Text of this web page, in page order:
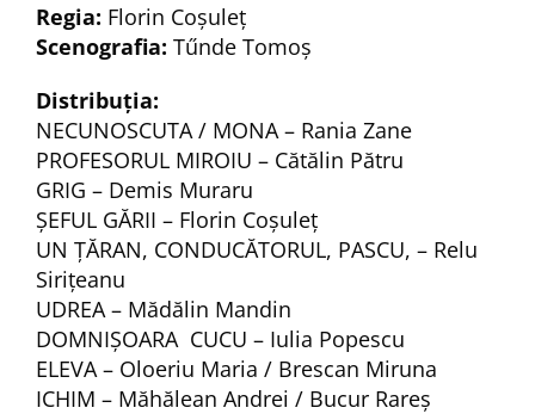
Regia: Florin Coşuleț
Scenografia: Tűnde Tomoş
Distribuția:
NECUNOSCUTA / MONA – Rania Zane
PROFESORUL MIROIU – Cătălin Pătru
GRIG – Demis Muraru
ȘEFUL GĂRII – Florin Coșuleț
UN ȚĂRAN, CONDUCĂTORUL, PASCU, – Relu
Sirițeanu
UDREA – Mădălin Mandin
DOMNIȘOARA CUCU – Iulia Popescu
ELEVA – Oloeriu Maria / Brescan Miruna
ICHIM – Măhălean Andrei / Bucur Rareș